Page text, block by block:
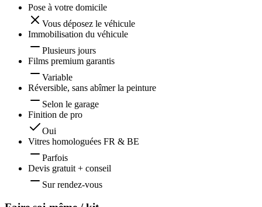
Pose à votre domicile
Vous déposez le véhicule
Immobilisation du véhicule
Plusieurs jours
Films premium garantis
Variable
Réversible, sans abîmer la peinture
Selon le garage
Finition de pro
Oui
Vitres homologuées FR & BE
Parfois
Devis gratuit + conseil
Sur rendez-vous